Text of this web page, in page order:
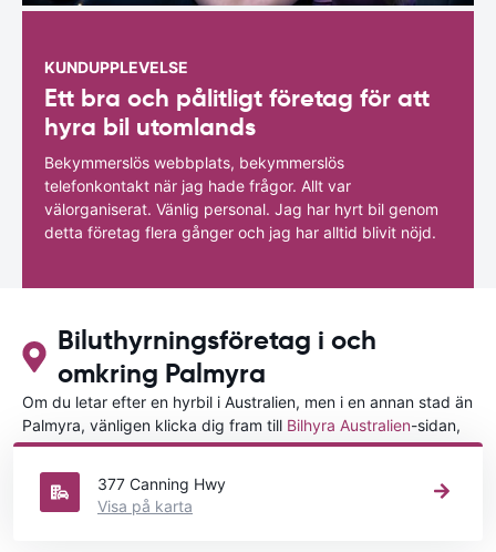
KUNDUPPLEVELSE
Ett bra och pålitligt företag för att
hyra bil utomlands
Bekymmerslös webbplats, bekymmerslös
telefonkontakt när jag hade frågor. Allt var
välorganiserat. Vänlig personal. Jag har hyrt bil genom
detta företag flera gånger och jag har alltid blivit nöjd.
Biluthyrningsföretag i och
omkring Palmyra
Om du letar efter en hyrbil i Australien, men i en annan stad än
Palmyra, vänligen klicka dig fram till Bilhyra Australien-sidan,
där du kan välja i vilken stad i Australien du vill hyra en bil.
377 Canning Hwy
Visa på karta